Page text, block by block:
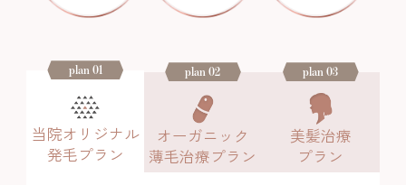
plan 01
当院オリジナル
発毛プラン
plan 02
オーガニック
薄毛治療プラン
plan 03
美髪治療
プラン